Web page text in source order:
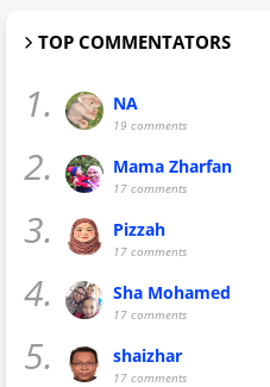
TOP COMMENTATORS
1. NA
19 comments
2. Mama Zharfan
17 comments
3. Pizzah
17 comments
4. Sha Mohamed
17 comments
5. shaizhar
17 comments